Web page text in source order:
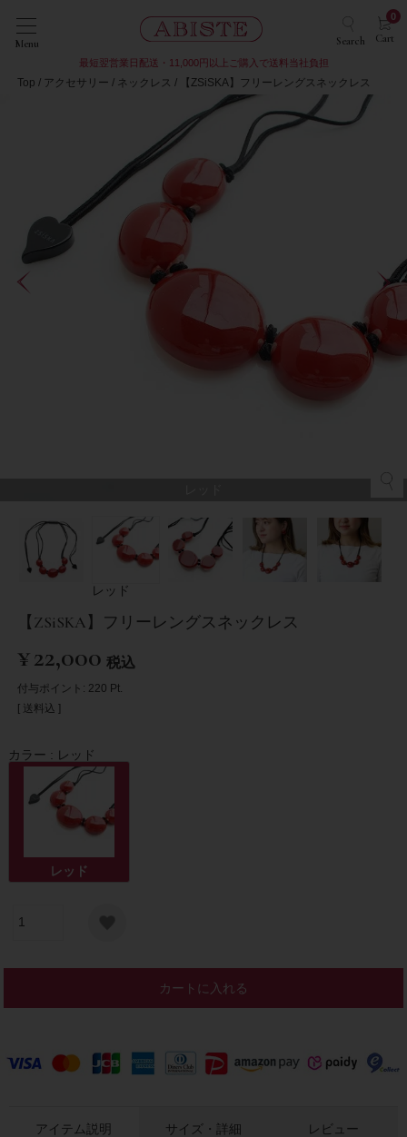
Menu Search Cart
0
最短翌営業日配送・11,000円以上ご購入で送料当社負担
Top アクセサリー ネックレス 【ZSiSKA】フリーレングスネックレス
レッド
【ZSiSKA】フリーレングスネックレス
¥22,000 税込
付与ポイント: 220 Pt.
送料込
カラー レッド
レッド
カートに入れる
アイテム説明 サイズ・詳細 レビュー